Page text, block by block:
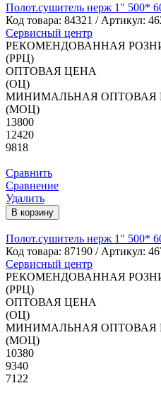
Полот.сушитель нерж 1" 500*
Код товара: 84321 / Артикул:
Сервисный центр
РЕКОМЕНДОВАННАЯ
(РРЦ)
ОПТОВАЯ ЦЕНА
(ОЦ)
МИНИМАЛЬНАЯ ОПТОВАЯ
(МОЦ)
13800
12420
9818
Сравнить
Сравнение
Удалить
В корзину
Полот.сушитель нерж 1" 500*
Код товара: 87190 / Артикул:
Сервисный центр
РЕКОМЕНДОВАННАЯ
(РРЦ)
ОПТОВАЯ ЦЕНА
(ОЦ)
МИНИМАЛЬНАЯ ОПТОВАЯ
(МОЦ)
10380
9340
7122